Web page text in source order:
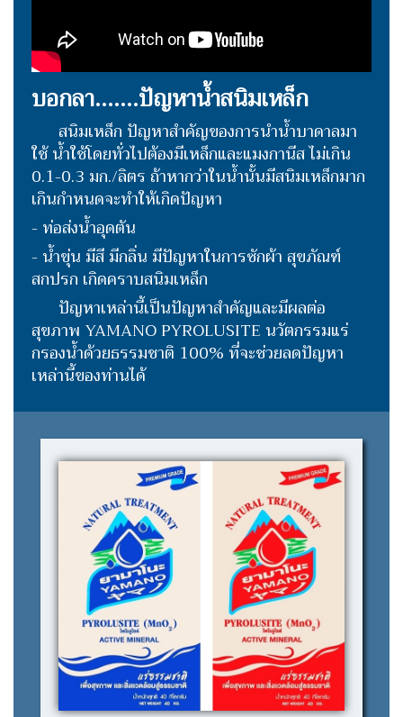
บอกลา.......ปัญหาน้ำสนิมเหล็ก
สนิมเหล็ก ปัญหาสำคัญของการนำน้ำบาดาลมา
ใช้ น้ำใช้โดยทั่วไปต้องมีเหล็กและแมงกานีส ไม่เกิน
0.1-0.3 มก./ลิตร ถ้าหากว่าในน้ำนั้นมีสนิมเหล็กมาก
เกินกำหนดจะทำให้เกิดปัญหา
- ท่อส่งน้ำอุดตัน
- น้ำขุ่น มีสี มีกลิ่น มีปัญหาในการซักผ้า สุขภัณฑ์
สกปรก เกิดคราบสนิมเหล็ก
ปัญหาเหล่านี้เป็นปัญหาสำคัญและมีผลต่อ
สุขภาพ YAMANO PYROLUSITE นวัตกรรมแร่
กรองน้ำด้วยธรรมชาติ 100% ที่จะช่วยลดปัญหา
เหล่านี้ของท่านได้